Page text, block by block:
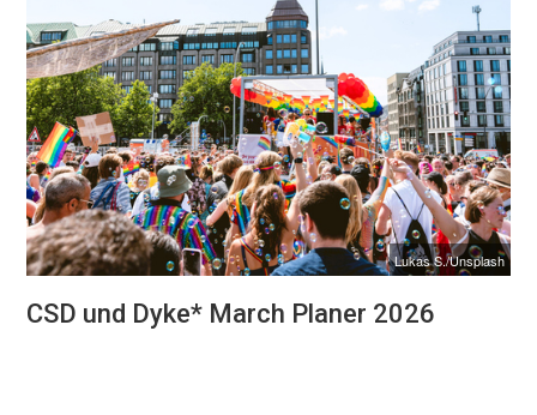
Lukas S./Unsplash
CSD und Dyke* March Planer 2026